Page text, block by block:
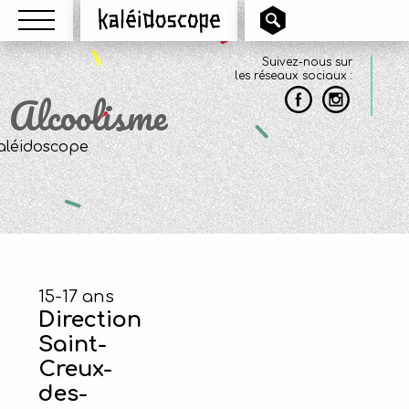
Menu Kaléidoscope
Suivez-nous sur
les réseaux sociaux :
Alcoolisme
15-17 ans
Direction
Saint-
Creux-
des-